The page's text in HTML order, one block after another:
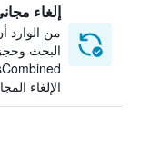
إلغاء
من الوارد
البحث
الإلغاء